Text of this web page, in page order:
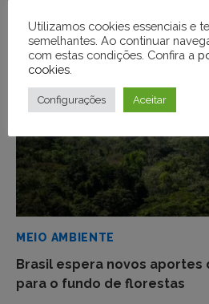
MEIO AMBIENTE
Brasil espera novos aportes
para o fundo de florestas
Utilizamos cookies essenciais e
semelhantes. Ao continuar
com estas condições. Confira a
cookies
Configurações Aceitar